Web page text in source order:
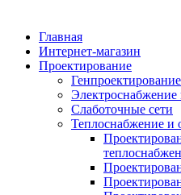
Главная
Интернет-магазин
Проектирование
Генпроектирование
Электроснабжение
Слаботочные сети
Теплоснабжение и